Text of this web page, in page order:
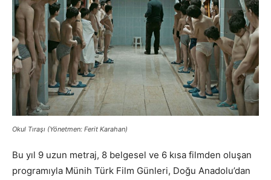
Okul Tıraşı (Yönetmen: Ferit Karahan)
Bu yıl 9 uzun metraj, 8 belgesel ve 6 kısa filmden oluşan
programıyla Münih Türk Film Günleri, Doğu Anadolu’dan